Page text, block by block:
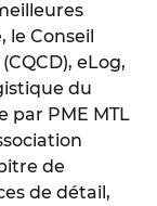
le Conseil
eLog,
du
par PME MTL
de
de détail,